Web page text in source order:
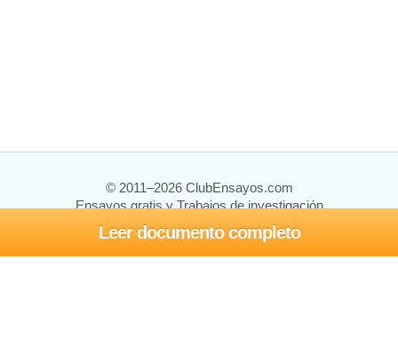
Leer documento completo
© 2011–2026 ClubEnsayos.com
Ensayos gratis y Trabajos de investigación